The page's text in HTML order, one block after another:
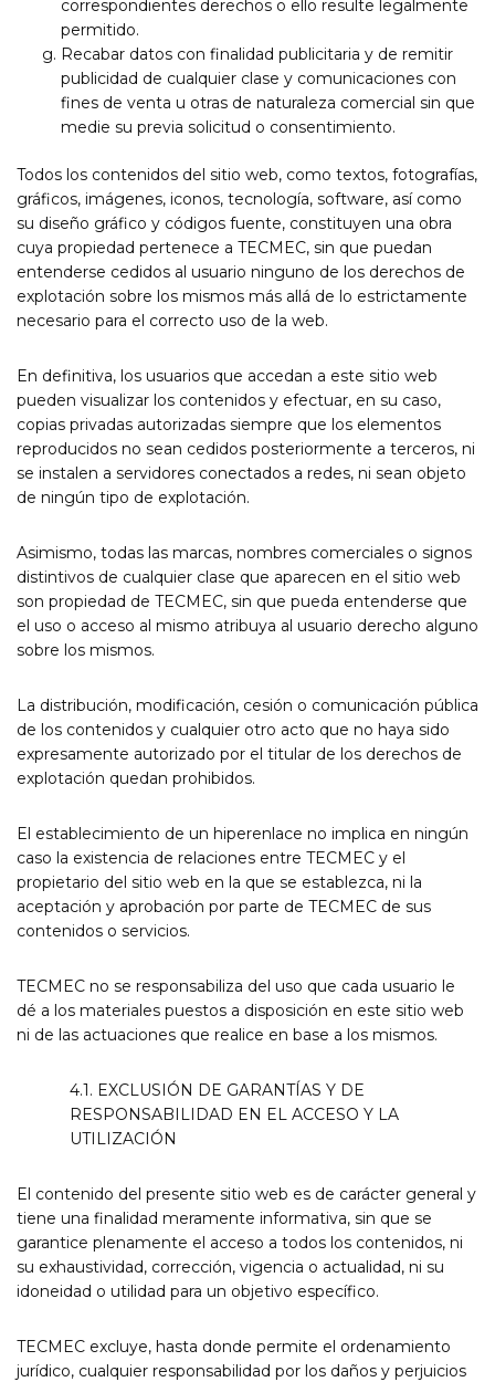
correspondientes derechos o ello resulte legalmente
permitido.
Recabar datos con finalidad publicitaria y de remitir
publicidad de cualquier clase y comunicaciones con
fines de venta u otras de naturaleza comercial sin que
medie su previa solicitud o consentimiento.
Todos los contenidos del sitio web, como textos, fotografías,
gráficos, imágenes, iconos, tecnología, software, así como
su diseño gráfico y códigos fuente, constituyen una obra
cuya propiedad pertenece a TECMEC, sin que puedan
entenderse cedidos al usuario ninguno de los derechos de
explotación sobre los mismos más allá de lo estrictamente
necesario para el correcto uso de la web.
En definitiva, los usuarios que accedan a este sitio web
pueden visualizar los contenidos y efectuar, en su caso,
copias privadas autorizadas siempre que los elementos
reproducidos no sean cedidos posteriormente a terceros, ni
se instalen a servidores conectados a redes, ni sean objeto
de ningún tipo de explotación.
Asimismo, todas las marcas, nombres comerciales o signos
distintivos de cualquier clase que aparecen en el sitio web
son propiedad de TECMEC, sin que pueda entenderse que
el uso o acceso al mismo atribuya al usuario derecho alguno
sobre los mismos.
La distribución, modificación, cesión o comunicación pública
de los contenidos y cualquier otro acto que no haya sido
expresamente autorizado por el titular de los derechos de
explotación quedan prohibidos.
El establecimiento de un hiperenlace no implica en ningún
caso la existencia de relaciones entre TECMEC y el
propietario del sitio web en la que se establezca, ni la
aceptación y aprobación por parte de TECMEC de sus
contenidos o servicios.
TECMEC no se responsabiliza del uso que cada usuario le
dé a los materiales puestos a disposición en este sitio web
ni de las actuaciones que realice en base a los mismos.
4.1. EXCLUSIÓN DE GARANTÍAS Y DE
RESPONSABILIDAD EN EL ACCESO Y LA
UTILIZACIÓN
El contenido del presente sitio web es de carácter general y
tiene una finalidad meramente informativa, sin que se
garantice plenamente el acceso a todos los contenidos, ni
su exhaustividad, corrección, vigencia o actualidad, ni su
idoneidad o utilidad para un objetivo específico.
TECMEC excluye, hasta donde permite el ordenamiento
jurídico, cualquier responsabilidad por los daños y perjuicios